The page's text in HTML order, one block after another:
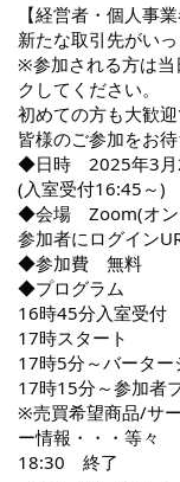
【経営者・個人事業
新たな取引先がい
※参加される方は当
クしてください。
初めての方も大歓迎
皆様のご参加をお待
◆日時 2025年3月
(入室受付16:45～)
◆会場 Zoom(オン
参加者にログイン
◆参加費 無料
◆プログラム
16時45分入室受付
17時スタート
17時5分～バータ
17時15分～参加者
※売買希望商品/サ
ー情報・・・等々
18:30 終了